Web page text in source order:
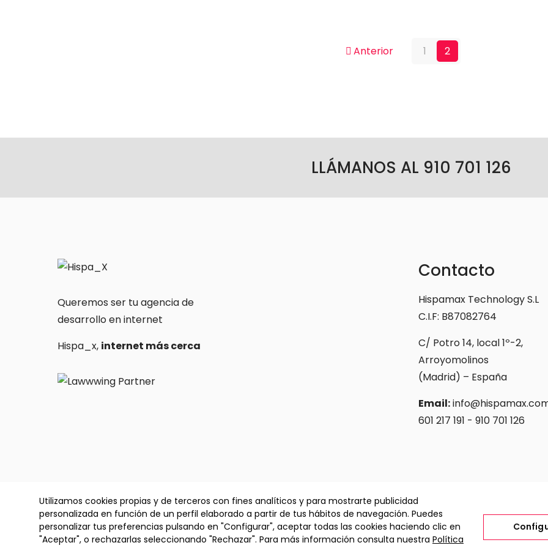
Anterior 1 2
LLÁMANOS AL 910 701 126
Queremos ser tu agencia de
desarrollo en internet
Hispa_x, internet más cerca
Contacto
Hispamax Technology S.L
C.I.F: B87082764
C/ Potro 14, local 1º-2,
Arroyomolinos
(Madrid) – España
Email:
601 217 191 - 910 701 126
Copyright © 2026 Hispamax Technology S.L
CERRADO POR VACACIONES:
Volvemos el 1 de Septiembre
Soporte urgente limitado en
Utilizamos cookies propias y de terceros con fines analíticos y para mostrarte publicidad
personalizada en función de un perfil elaborado a partir de tus hábitos de navegación. Puedes
personalizar tus preferencias pulsando en "Configurar", aceptar todas las cookies haciendo clic en
"Aceptar", o rechazarlas seleccionando "Rechazar". Para más información consulta nuestra Política